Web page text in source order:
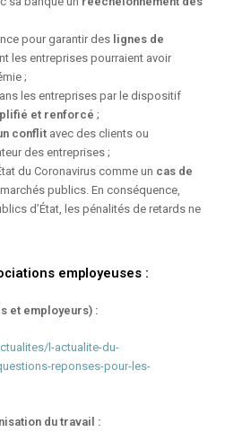
pour garantir des lignes de
les entreprises pourraient avoir
;
les entreprises par le dispositif
et renforcé ;
conflit avec des clients ou
des entreprises ;
du Coronavirus comme un cas de
publics. En conséquence,
d’État, les pénalités de retards ne
employeuses :
et employeurs) :
l-actualite-du-
reponses-pour-les-
du travail :